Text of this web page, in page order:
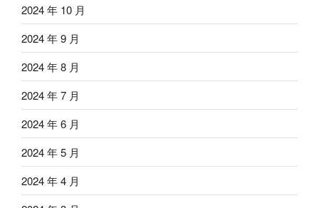
2024 年 10 月
2024 年 9 月
2024 年 8 月
2024 年 7 月
2024 年 6 月
2024 年 5 月
2024 年 4 月